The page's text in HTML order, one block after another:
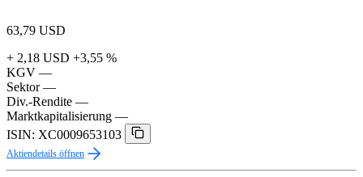
63,79 USD
+ 2,18 USD +3,55 %
KGV —
Sektor —
Div.-Rendite —
Marktkapitalisierung —
ISIN: XC0009653103
Aktiendetails öffnen